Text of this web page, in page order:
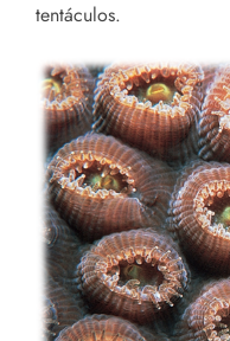
tentáculos.